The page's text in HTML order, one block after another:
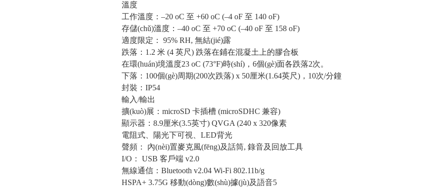
溫度
工作溫度：–20 oC 至 +60 oC (–4 oF 至 140 oF)
存儲(chǔ)溫度：–40 oC 至 +70 oC (–40 oF 至 158 oF)
適度限定： 95% RH, 無結(jié)露
跌落：1.2 米 (4 英尺) 跌落在鋪在混凝土上的膠合板
在環(huán)境溫度23 oC (73°F)時(shí)，6個(gè)面各跌落2次。
下落：100個(gè)周期(200次跌落) x 50厘米(1.64英尺)，10次/分鐘
封裝：IP54
輸入/輸出
擴(kuò)展：microSD 卡插槽 (microSDHC 兼容)
顯示器：8.9厘米(3.5英寸) QVGA (240 x 320像素
電阻式、陽光下可視、LED背光
聲頻： 內(nèi)置麥克風(fēng)及話筒, 錄音及回放工具
I/O： USB 客戶端 v2.0
無線通信：Bluetooth v2.04 Wi-Fi 802.11b/g
HSPA+ 3.75G 移動(dòng)數(shù)據(jù)及語音5